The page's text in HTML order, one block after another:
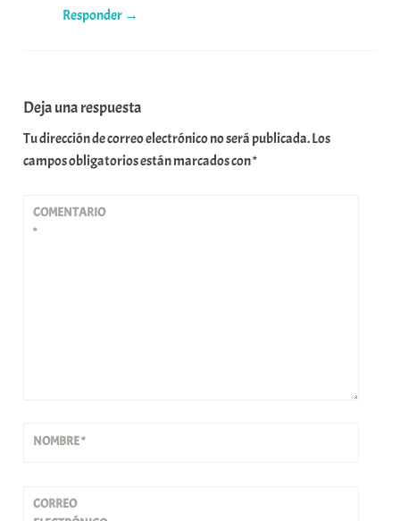
Responder
Deja una respuesta
Tu dirección de correo electrónico no será publicada.Los
campos obligatorios están marcados con*
COMENTARIO
*
NOMBRE*
CORREO